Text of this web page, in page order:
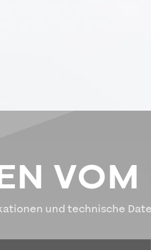
VOM
und technische